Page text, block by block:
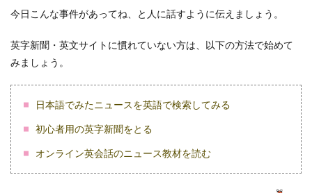
今日こんな事件があってね、と人に話すように伝えましょう。
英字新聞・英文サイトに慣れていない方は、以下の方法で始めて
みましょう。
日本語でみたニュースを英語で検索してみる
初心者用の英字新聞をとる
オンライン英会話のニュース教材を読む